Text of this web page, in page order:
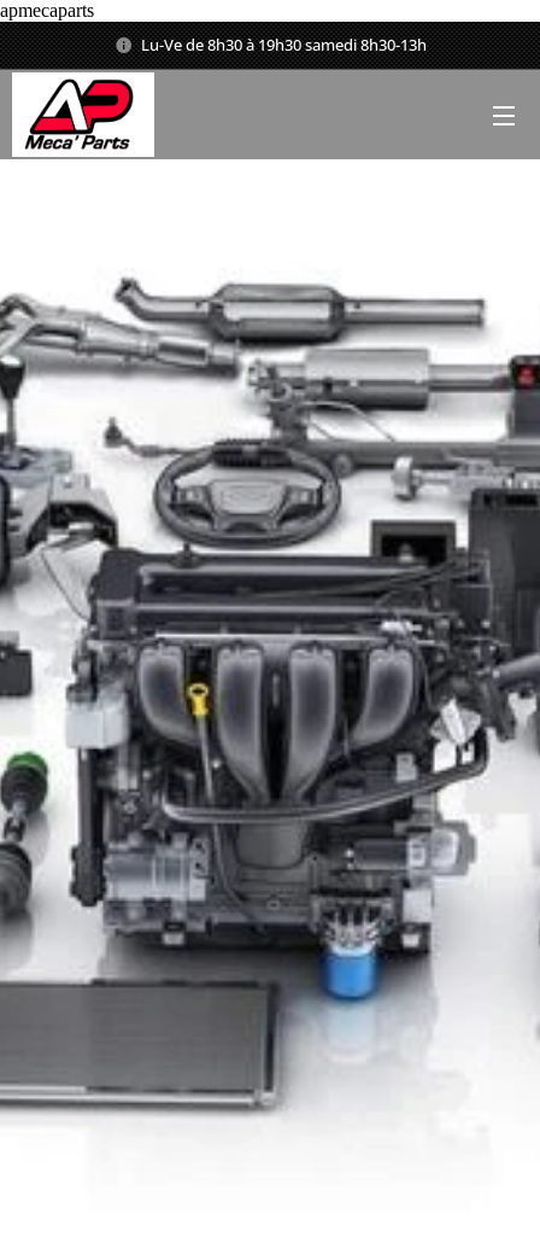
apmecaparts
Lu-Ve de 8h30 à 19h30 samedi 8h30-13h